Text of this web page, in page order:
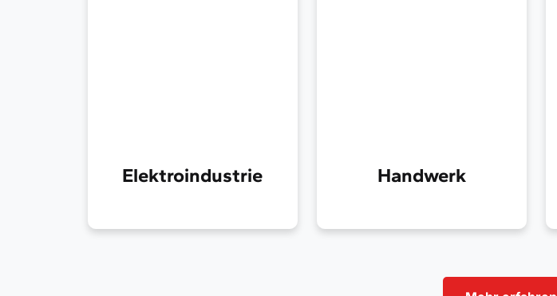
Kunststofflösungen für
Elektroindustrie Handwerk